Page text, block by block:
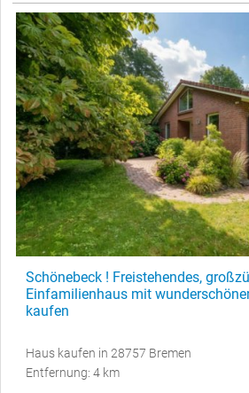
Schönebeck ! Freistehendes,
Einfamilienhaus mit
kaufen
Haus kaufen in 28757 Bremen
Entfernung: 4 km